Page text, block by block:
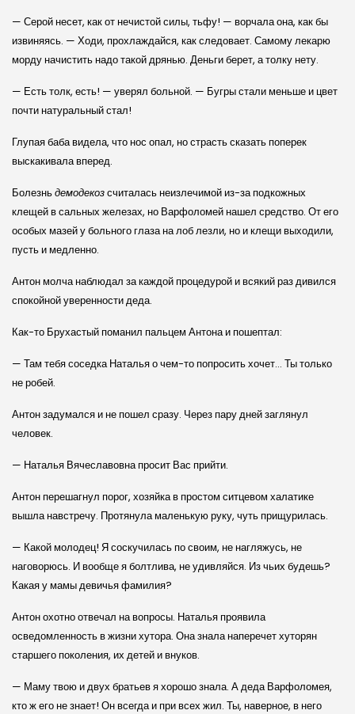
— Серой несет, как от нечистой силы, тьфу! — ворчала она, как бы
извиняясь. — Ходи, прохлаждайся, как следовает. Самому лекарю
морду начистить надо такой дрянью. Деньги берет, а толку нету.
— Есть толк, есть! — уверял больной. — Бугры стали меньше и цвет
почти натуральный стал!
Глупая баба видела, что нос опал, но страсть сказать поперек
выскакивала вперед.
Болезньдемодекозсчиталась неизлечимой из-за подкожных
клещей в сальных железах, но Варфоломей нашел средство. От его
особых мазей у больного глаза на лоб лезли, но и клещи выходили,
пусть и медленно.
Антон молча наблюдал за каждой процедурой и всякий раз дивился
спокойной уверенности деда.
Как-то Брухастый поманил пальцем Антона и пошептал:
— Там тебя соседка Наталья о чем-то попросить хочет… Ты только
не робей.
Антон задумался и не пошел сразу. Через пару дней заглянул
человек.
— Наталья Вячеславовна просит Вас прийти.
Антон перешагнул порог, хозяйка в простом ситцевом халатике
вышла навстречу. Протянула маленькую руку, чуть прищурилась.
— Какой молодец! Я соскучилась по своим, не нагляжусь, не
наговорюсь. И вообще я болтлива, не удивляйся. Из чьих будешь?
Какая у мамы девичья фамилия?
Антон охотно отвечал на вопросы. Наталья проявила
осведомленность в жизни хутора. Она знала наперечет хуторян
старшего поколения, их детей и внуков.
— Маму твою и двух братьев я хорошо знала. А деда Варфоломея,
кто ж его не знает! Он всегда и при всех жил. Ты, наверное, в него